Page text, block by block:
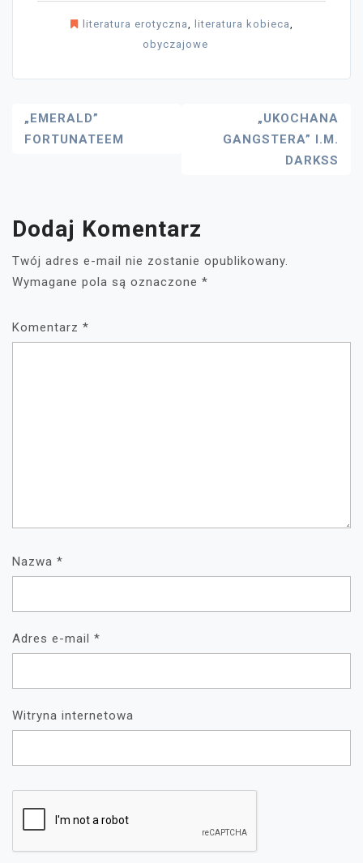
literatura erotyczna, literatura kobieca,
obyczajowe
Nawigacja
Wpisu
„EMERALD”
FORTUNATEEM
„UKOCHANA
GANGSTERA” I.M.
DARKSS
Dodaj Komentarz
Twój adres e-mail nie zostanie opublikowany.
Wymagane pola są oznaczone *
Komentarz *
Nazwa *
Adres e-mail *
Witryna internetowa